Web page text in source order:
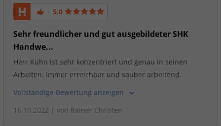
5,0
Sehr freundlicher und gut ausgebildeter SHK
Handwe...
Herr Kühn ist sehr konzentriert und genau in seinen
Arbeiten. Immer erreichbar und sauber arbeitend.
Vollständige Bewertung anzeigen
16.10.2022 | von Rainer Christen